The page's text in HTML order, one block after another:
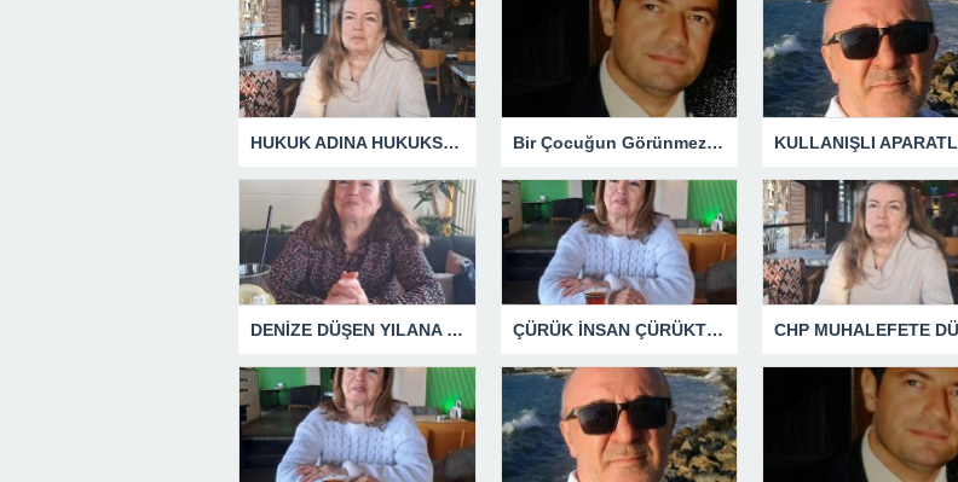
HUKUK ADINA HUKUKSUZLUK Bir Çocuğun Görünmez Yaraları – 42 “Kırık Şehirlerin Çocukları”
DENİZE DÜŞEN YILANA SARILIR ÇÜRÜK İNSAN ÇÜRÜKTÜR